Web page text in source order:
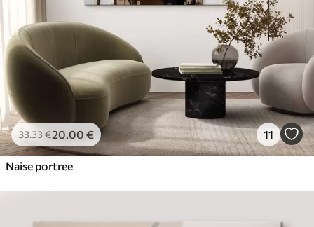
33.33€20.00 € 11
Naise portree